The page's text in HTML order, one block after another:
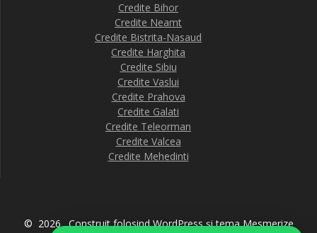
Credite Bihor
Credite Neamt
Credite Bistrita-Nasaud
Credite Harghita
Credite Sibiu
Credite Vaslui
Credite Prahova
Credite Galati
Credite Teleorman
Credite Valcea
Credite Mehedinti
© 2026 . Construit folosind WordPress șitema Mesmerize